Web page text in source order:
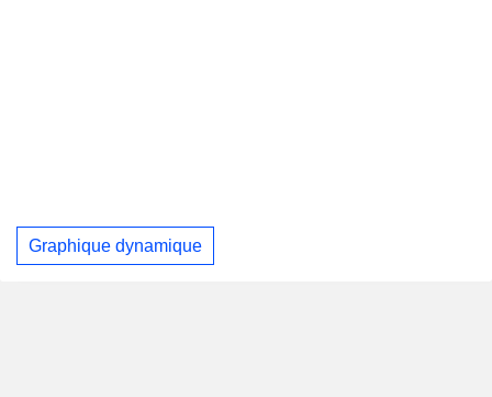
Graphique dynamique